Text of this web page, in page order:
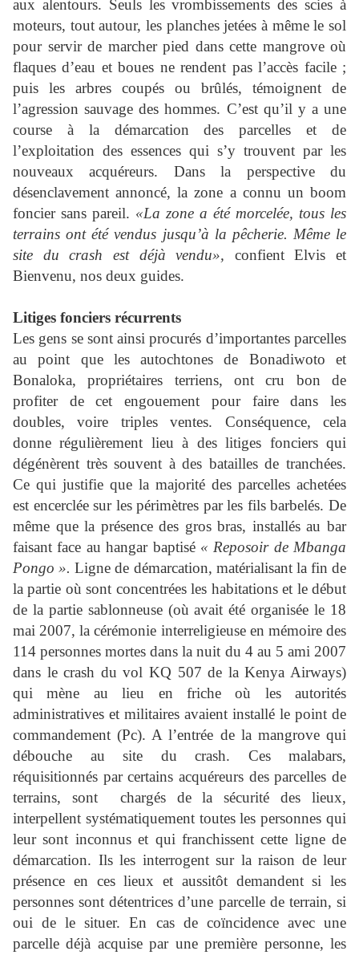
aux alentours. Seuls les vrombissements des scies à
moteurs, tout autour, les planches jetées à même le sol
pour servir de marcher pied dans cette mangrove où
flaques d’eau et boues ne rendent pas l’accès facile ;
puis les arbres coupés ou brûlés, témoignent de
l’agression sauvage des hommes. C’est qu’il y a une
course à la démarcation des parcelles et de
l’exploitation des essences qui s’y trouvent par les
nouveaux acquéreurs. Dans la perspective du
désenclavement annoncé, la zone a connu un boom
foncier sans pareil. «La zone a été morcelée, tous les
terrains ont été vendus jusqu’à la pêcherie. Même le
site du crash est déjà vendu», confient Elvis et
Bienvenu, nos deux guides.
Litiges fonciers récurrents
Les gens se sont ainsi procurés d’importantes parcelles
au point que les autochtones de Bonadiwoto et
Bonaloka, propriétaires terriens, ont cru bon de
profiter de cet engouement pour faire dans les
doubles, voire triples ventes. Conséquence, cela
donne régulièrement lieu à des litiges fonciers qui
dégénèrent très souvent à des batailles de tranchées.
Ce qui justifie que la majorité des parcelles achetées
est encerclée sur les périmètres par les fils barbelés. De
même que la présence des gros bras, installés au bar
faisant face au hangar baptisé « Reposoir de Mbanga
Pongo ». Ligne de démarcation, matérialisant la fin de
la partie où sont concentrées les habitations et le début
de la partie sablonneuse (où avait été organisée le 18
mai 2007, la cérémonie interreligieuse en mémoire des
114 personnes mortes dans la nuit du 4 au 5 ami 2007
dans le crash du vol KQ 507 de la Kenya Airways)
qui mène au lieu en friche où les autorités
administratives et militaires avaient installé le point de
commandement (Pc). A l’entrée de la mangrove qui
débouche au site du crash. Ces malabars,
réquisitionnés par certains acquéreurs des parcelles de
terrains, sont
chargés de la sécurité des lieux,
interpellent systématiquement toutes les personnes qui
leur sont inconnus et qui franchissent cette ligne de
démarcation. Ils les interrogent sur la raison de leur
présence en ces lieux et aussitôt demandent si les
personnes sont détentrices d’une parcelle de terrain, si
oui de le situer. En cas de coïncidence avec une
parcelle déjà acquise par une première personne, les